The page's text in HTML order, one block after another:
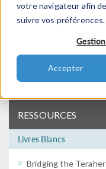
votre navigateur afin
suivre vos préférences.
Accepter
Filtrer par Industrie
Filtrer par conférence
RESSOURCES
Livres Blancs
Bridging the